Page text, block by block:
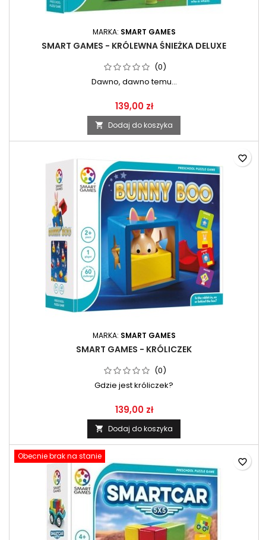
MARKA: SMART GAMES
SMART GAMES - KRÓLEWNA ŚNIEŻKA DELUXE
(0)
Dawno, dawno temu...
139,00 zł
 Dodaj do koszyka
MARKA: SMART GAMES
SMART GAMES - KRÓLICZEK
(0)
Gdzie jest króliczek?
139,00 zł
 Dodaj do koszyka
favorite_border
Obecnie brak na stanie
favorite_border